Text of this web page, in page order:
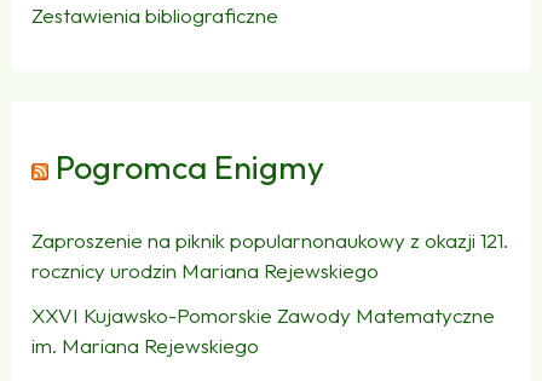
Zestawienia bibliograficzne
Pogromca Enigmy
Zaproszenie na piknik popularnonaukowy z okazji 121.
rocznicy urodzin Mariana Rejewskiego
XXVI Kujawsko-Pomorskie Zawody Matematyczne
im. Mariana Rejewskiego